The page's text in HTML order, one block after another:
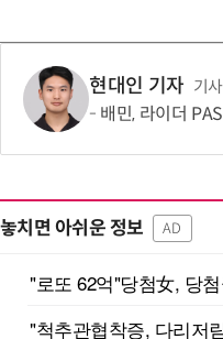
현대인 기자 기
배민, 라이더 PASS
놓치면 아쉬운 정보 AD